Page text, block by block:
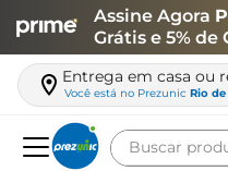
Assine Agora
Grátis e 5% de
Entrega em casa ou
Você está no Prezunic Rio
Buscar